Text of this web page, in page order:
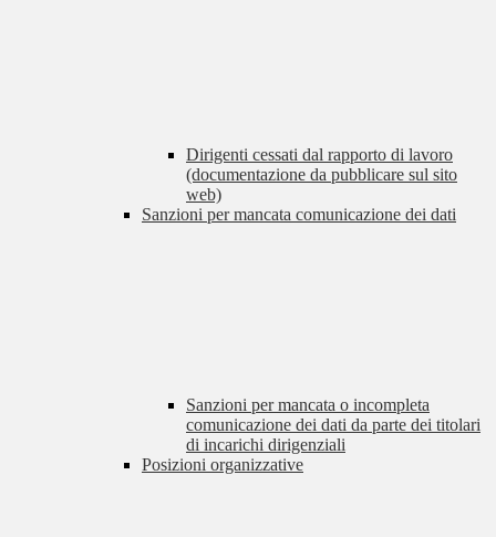
Dirigenti cessati dal rapporto di lavoro
(documentazione da pubblicare sul sito
web)
Sanzioni per mancata comunicazione dei dati
Sanzioni per mancata o incompleta
comunicazione dei dati da parte dei titolari
di incarichi dirigenziali
Posizioni organizzative